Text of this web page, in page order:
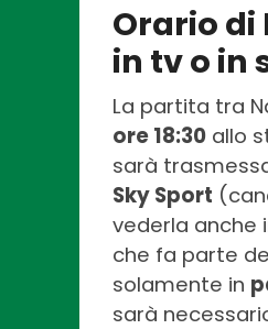
Orario di
in tv o in
La partita tra
ore 18:30 allo
sarà
Sky Sport
vederla anche
che fa parte
solamente in
sarà